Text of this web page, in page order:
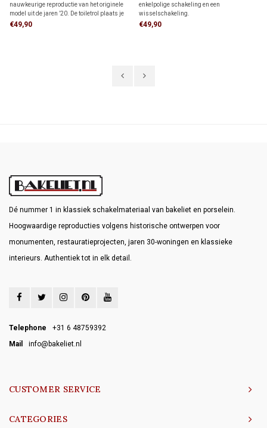
nauwkeurige reproductie van het originele
model uit de jaren ’20. De toiletrol plaats je
in de houder, waarna je het papier via de
€49,90
enkelpolige schakeling en een
wisselschakeling.
Enkelpolige schakeling: bedient de
€49,90
Dé nummer 1 in klassiek schakelmateriaal van bakeliet en porselein.
Hoogwaardige reproducties volgens historische ontwerpen voor
monumenten, restauratieprojecten, jaren 30-woningen en klassieke
interieurs. Authentiek tot in elk detail.
Telephone
+31 6 48759392
Mail
info@bakeliet.nl
CUSTOMER SERVICE
CATEGORIES